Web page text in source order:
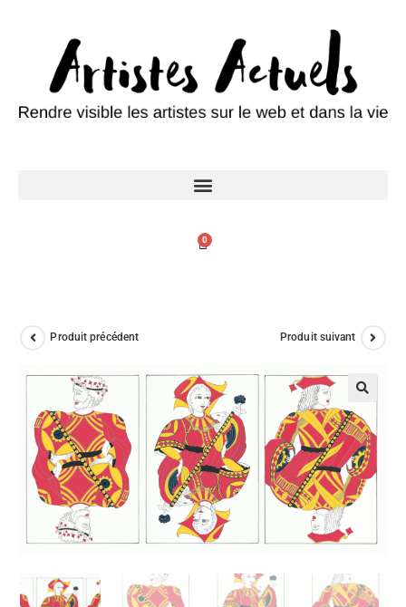
0
Produit précédent Produit suivant